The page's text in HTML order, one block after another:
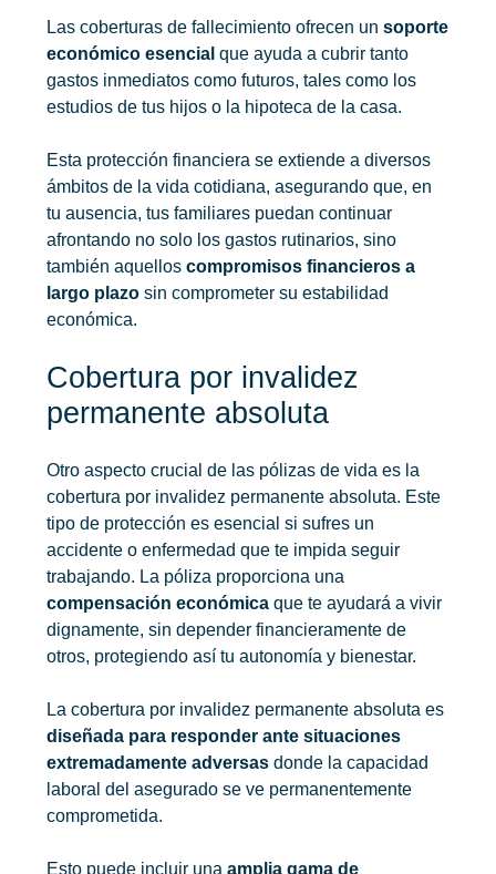
Las coberturas de fallecimiento ofrecen un soporte
económico esencial que ayuda a cubrir tanto
gastos inmediatos como futuros, tales como los
estudios de tus hijos o la hipoteca de la casa.
Esta protección financiera se extiende a diversos
ámbitos de la vida cotidiana, asegurando que, en
tu ausencia, tus familiares puedan continuar
afrontando no solo los gastos rutinarios, sino
también aquellos compromisos financieros a
largo plazo sin comprometer su estabilidad
económica.
Cobertura por invalidez
permanente absoluta
Otro aspecto crucial de las pólizas de vida es la
cobertura por invalidez permanente absoluta. Este
tipo de protección es esencial si sufres un
accidente o enfermedad que te impida seguir
trabajando. La póliza proporciona una
compensación económica que te ayudará a vivir
dignamente, sin depender financieramente de
otros, protegiendo así tu autonomía y bienestar.
La cobertura por invalidez permanente absoluta es
diseñada para responder ante situaciones
extremadamente adversas donde la capacidad
laboral del asegurado se ve permanentemente
comprometida.
Esto puede incluir una amplia gama de